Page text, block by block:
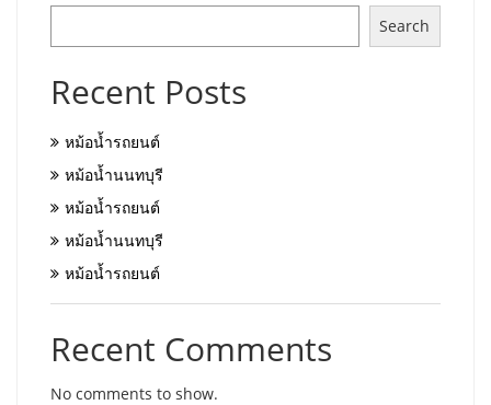
Search
Recent Posts
หม้อน้ำรถยนต์
หม้อน้ำนนทบุรี
หม้อน้ำรถยนต์
หม้อน้ำนนทบุรี
หม้อน้ำรถยนต์
Recent Comments
No comments to show.